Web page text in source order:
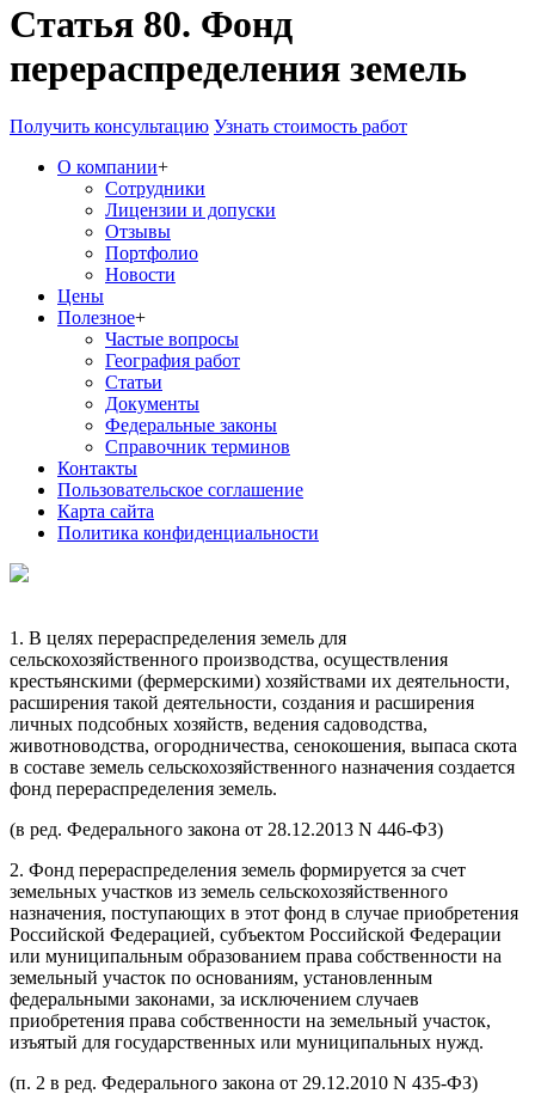
Статья 80. Фонд
перераспределения земель
Получить консультацию Узнать стоимость работ
О компании+
Сотрудники
Лицензии и допуски
Отзывы
Портфолио
Новости
Цены
Полезное+
Частые вопросы
География работ
Статьи
Документы
Федеральные законы
Справочник терминов
Контакты
Пользовательское соглашение
Карта сайта
Политика конфиденциальности
1. В целях перераспределения земель для
сельскохозяйственного производства, осуществления
крестьянскими (фермерскими) хозяйствами их деятельности,
расширения такой деятельности, создания и расширения
личных подсобных хозяйств, ведения садоводства,
животноводства, огородничества, сенокошения, выпаса скота
в составе земель сельскохозяйственного назначения создается
фонд перераспределения земель.
(в ред. Федерального закона от 28.12.2013 N 446-ФЗ)
2. Фонд перераспределения земель формируется за счет
земельных участков из земель сельскохозяйственного
назначения, поступающих в этот фонд в случае приобретения
Российской Федерацией, субъектом Российской Федерации
или муниципальным образованием права собственности на
земельный участок по основаниям, установленным
федеральными законами, за исключением случаев
приобретения права собственности на земельный участок,
изъятый для государственных или муниципальных нужд.
(п. 2 в ред. Федерального закона от 29.12.2010 N 435-ФЗ)